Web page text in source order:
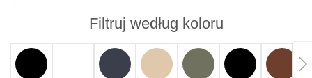
Filtruj według koloru